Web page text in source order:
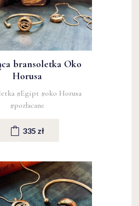
bransoletka Oko
Horusa
#Egipt #oko Horusa
#pozłacane
335 zł